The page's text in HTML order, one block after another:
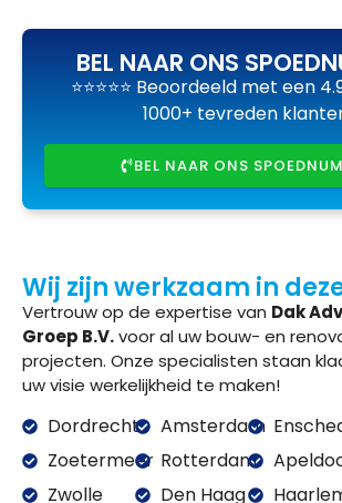
BEL NAAR ONS
⭐⭐⭐⭐⭐ Beoordeeld met een
1000+ tevreden
BEL NAAR ONS
Wij zijn werkzaam in
Vertrouw op de expertise van Dak
Groep B.V.voor al uw bouw- en
projecten. Onze specialisten staan
uw visie werkelijkheid te maken!
Dordrecht
Zoetermeer
Zwolle
Amsterdam
Rotterdam
Den Haag